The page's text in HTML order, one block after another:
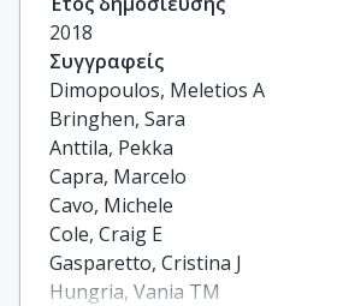
2018
Συγγραφείς
Dimopoulos, Meletios A
Bringhen, Sara
Anttila, Pekka
Capra, Marcelo
Cavo, Michele
Cole, Craig E
Gasparetto, Cristina J
Hungria, Vania TM